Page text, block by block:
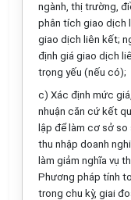
ngành, thị trường,
phân tích giao dịch
giao dịch liên kết;
định giá giao dịch
trọng yếu (nếu có);
c) Xác định mức
nhuận căn cứ kết
lập để làm cơ sở
thu nhập doanh
làm giảm nghĩa vụ
Phương pháp tính
trong chu kỳ, giai